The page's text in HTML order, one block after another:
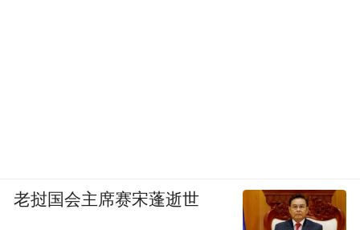
老挝国会主席赛宋蓬逝世